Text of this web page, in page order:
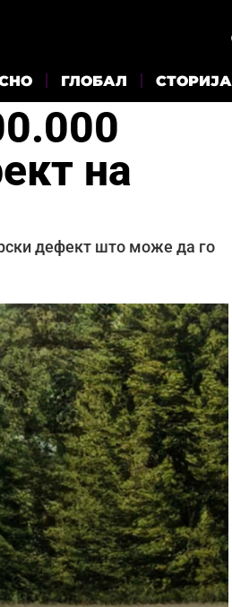
ГЛОБАЛ СТОРИЈА
на
дефект што може да го